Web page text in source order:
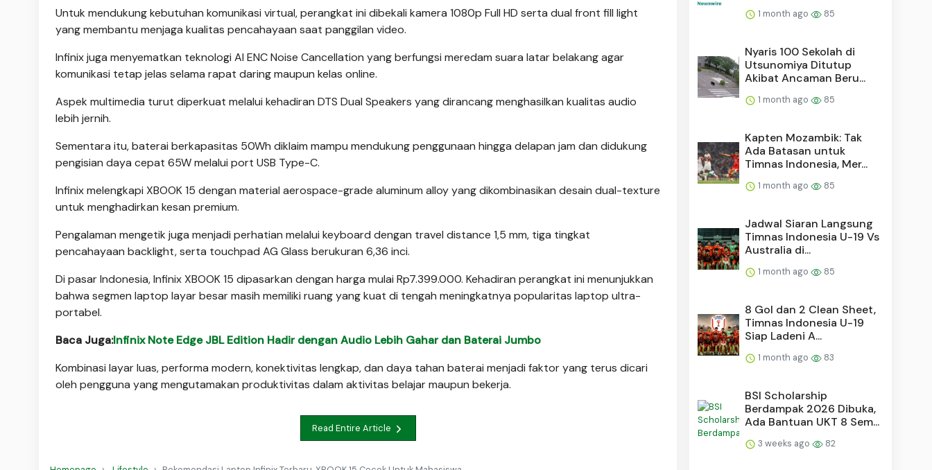
Untuk mendukung kebutuhan komunikasi virtual, perangkat ini dibekali kamera 1080p Full HD serta dual front fill light
yang membantu menjaga kualitas pencahayaan saat panggilan video.
Infinix juga menyematkan teknologi AI ENC Noise Cancellation yang berfungsi meredam suara latar belakang agar
komunikasi tetap jelas selama rapat daring maupun kelas online.
Aspek multimedia turut diperkuat melalui kehadiran DTS Dual Speakers yang dirancang menghasilkan kualitas audio
lebih jernih.
Sementara itu, baterai berkapasitas 50Wh diklaim mampu mendukung penggunaan hingga delapan jam dan didukung
pengisian daya cepat 65W melalui port USB Type-C.
Infinix melengkapi XBOOK 15 dengan material aerospace-grade aluminum alloy yang dikombinasikan desain dual-texture
untuk menghadirkan kesan premium.
Pengalaman mengetik juga menjadi perhatian melalui keyboard dengan travel distance 1,5 mm, tiga tingkat
pencahayaan backlight, serta touchpad AG Glass berukuran 6,36 inci.
Di pasar Indonesia, Infinix XBOOK 15 dipasarkan dengan harga mulai Rp7.399.000. Kehadiran perangkat ini menunjukkan
bahwa segmen laptop layar besar masih memiliki ruang yang kuat di tengah meningkatnya popularitas laptop ultra-
portabel.
Baca Juga:Infinix Note Edge JBL Edition Hadir dengan Audio Lebih Gahar dan Baterai Jumbo
Kombinasi layar luas, performa modern, konektivitas lengkap, dan daya tahan baterai menjadi faktor yang terus dicari
oleh pengguna yang mengutamakan produktivitas dalam aktivitas belajar maupun bekerja.
Read Entire Article
1 month ago 85
Nyaris 100 Sekolah di
Utsunomiya Ditutup
Akibat Ancaman Beru...
1 month ago 85
Kapten Mozambik: Tak
Ada Batasan untuk
Timnas Indonesia, Mer...
1 month ago 85
Jadwal Siaran Langsung
Timnas Indonesia U-19 Vs
Australia di...
1 month ago 85
8 Gol dan 2 Clean Sheet,
Timnas Indonesia U-19
Siap Ladeni A...
1 month ago 83
BSI Scholarship
Berdampak 2026 Dibuka,
Ada Bantuan UKT 8 Sem...
3 weeks ago 82